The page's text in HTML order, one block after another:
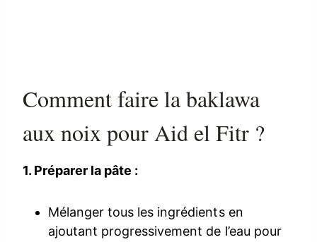
Comment faire la baklawa
aux noix pour Aid el Fitr ?
1. Préparer la pâte :
Mélanger tous les ingrédients en
ajoutant progressivement de l’eau pour